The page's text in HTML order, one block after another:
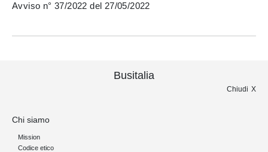
Avviso n° 37/2022 del 27/05/2022
Busitalia
Chiudi
Chi siamo
Mission
Codice etico